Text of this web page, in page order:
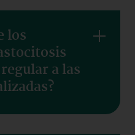
los
a las